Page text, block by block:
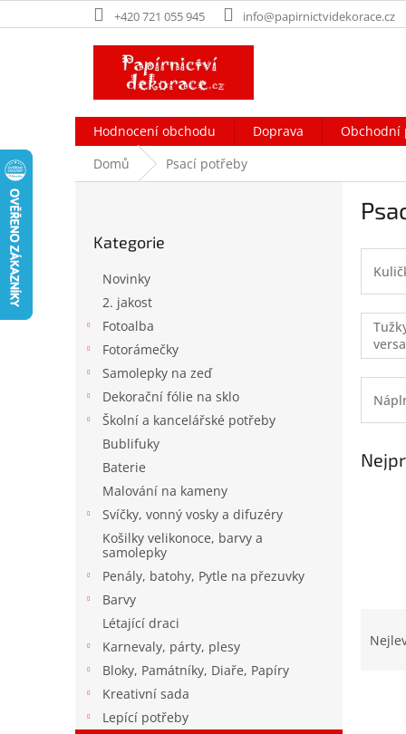
na
+420 721 055 945 info@papirnictvidekorace.cz
Hodnocení obchodu Doprava Obchodní
Domů
Psací potřeby
kategorie
Kategorie
Novinky
2. jakost
Fotoalba
Fotorámečky
Samolepky na zeď
Dekorační fólie na sklo
Školní a kancelářské potřeby
Bublifuky
Baterie
Malování na kameny
Svíčky, vonný vosky a difuzéry
Košilky velikonoce, barvy a
samolepky
Penály, batohy, Pytle na přezuvky
Barvy
Létající draci
Karnevaly, párty, plesy
Bloky, Památníky, Diaře, Papíry
Kreativní sada
Lepící potřeby